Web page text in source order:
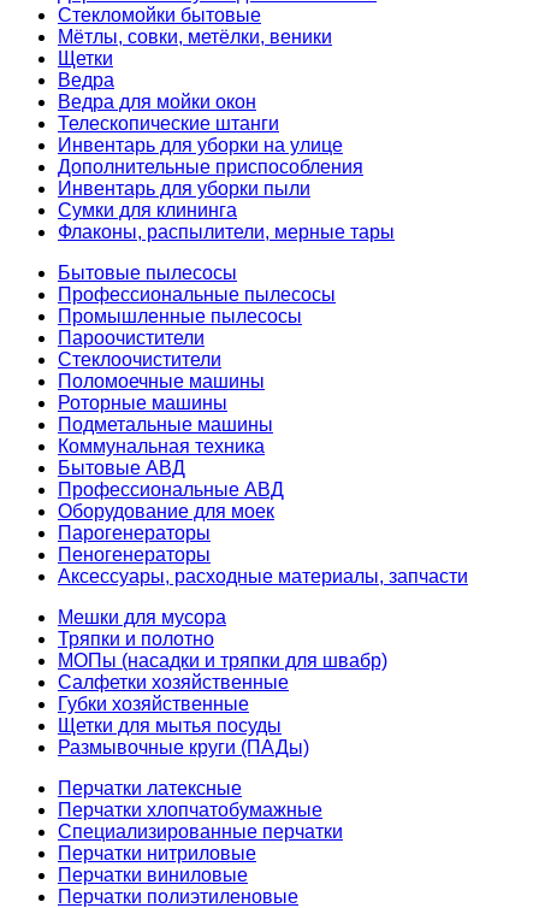
Стекломойки бытовые
Мётлы, совки, метёлки, веники
Щетки
Ведра
Ведра для мойки окон
Телескопические штанги
Инвентарь для уборки на улице
Дополнительные приспособления
Инвентарь для уборки пыли
Сумки для клининга
Флаконы, распылители, мерные тары
Бытовые пылесосы
Профессиональные пылесосы
Промышленные пылесосы
Пароочистители
Стеклоочистители
Поломоечные машины
Роторные машины
Подметальные машины
Коммунальная техника
Бытовые АВД
Профессиональные АВД
Оборудование для моек
Парогенераторы
Пеногенераторы
Аксессуары, расходные материалы, запчасти
Мешки для мусора
Тряпки и полотно
МОПы (насадки и тряпки для швабр)
Салфетки хозяйственные
Губки хозяйственные
Щетки для мытья посуды
Размывочные круги (ПАДы)
Перчатки латексные
Перчатки хлопчатобумажные
Специализированные перчатки
Перчатки нитриловые
Перчатки виниловые
Перчатки полиэтиленовые